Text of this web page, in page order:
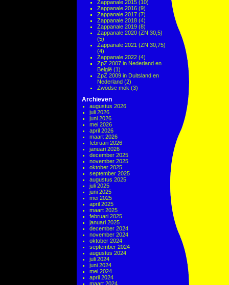
Zappanale 2015 (10)
Zappanale 2016 (9)
Zappanale 2017 (7)
Zappanale 2018 (4)
Zappanale 2019 (8)
Zappanale 2020 (ZN 30,5)
(5)
Zappanale 2021 (ZN 30,75)
(4)
Zappanale 2022 (4)
ZpZ 2007 in Nederland en
België (1)
ZpZ 2009 in Duitsland en
Nederland (2)
Zwödse mök (3)
Archieven
augustus 2026
juli 2026
juni 2026
mei 2026
april 2026
maart 2026
februari 2026
januari 2026
december 2025
november 2025
oktober 2025
september 2025
augustus 2025
juli 2025
juni 2025
mei 2025
april 2025
maart 2025
februari 2025
januari 2025
december 2024
november 2024
oktober 2024
september 2024
augustus 2024
juli 2024
juni 2024
mei 2024
april 2024
maart 2024